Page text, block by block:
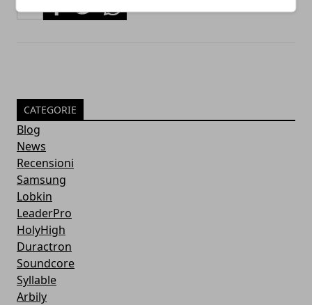
CATEGORIE
Blog
News
Recensioni
Samsung
Lobkin
LeaderPro
HolyHigh
Duractron
Soundcore
Syllable
Arbily